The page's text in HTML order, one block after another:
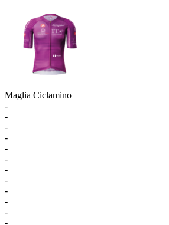
Maglia Ciclamino
-
-
-
-
-
-
-
-
-
-
-
-